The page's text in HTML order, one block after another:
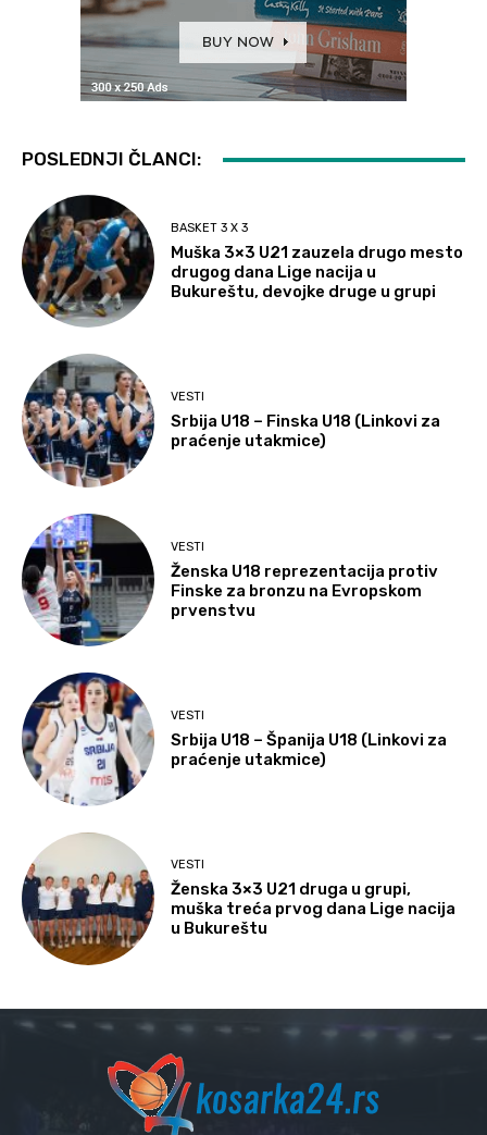
POSLEDNJI ČLANCI:
BASKET 3 X 3
Muška 3×3 U21 zauzela drugo mesto
drugog dana Lige nacija u
Bukureštu, devojke druge u grupi
VESTI
Srbija U18 – Finska U18 (Linkovi za
praćenje utakmice)
VESTI
Ženska U18 reprezentacija protiv
Finske za bronzu na Evropskom
prvenstvu
VESTI
Srbija U18 – Španija U18 (Linkovi za
praćenje utakmice)
VESTI
Ženska 3×3 U21 druga u grupi,
muška treća prvog dana Lige nacija
u Bukureštu